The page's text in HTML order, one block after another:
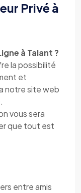
Privé à
à Talant ?
la possibilité
et
notre site web
vous sera
que tout est
entre amis